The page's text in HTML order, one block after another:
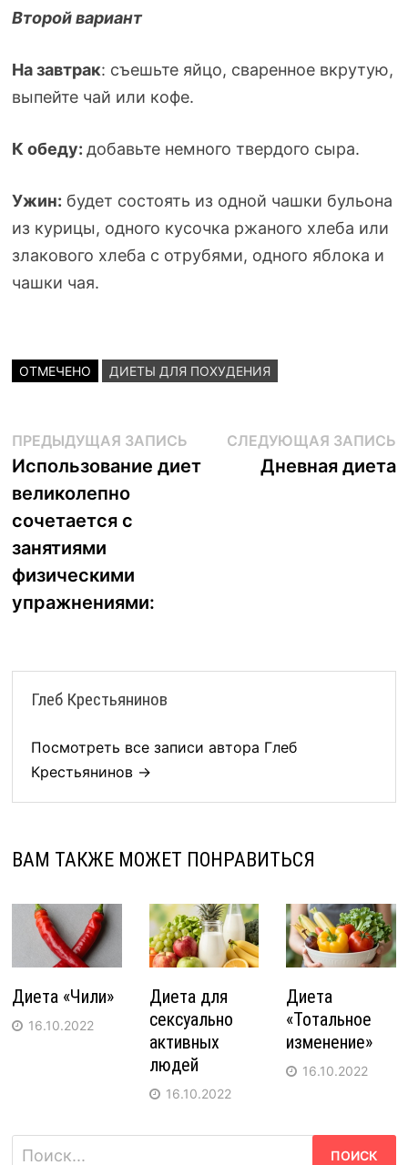
Второй вариант
На завтрак: съешьте яйцо, сваренное вкрутую,
выпейте чай или кофе.
К обеду: добавьте немного твердого сыра.
Ужин: будет состоять из одной чашки бульона
из курицы, одного кусочка ржаного хлеба или
злакового хлеба с отрубями, одного яблока и
чашки чая.
ОТМЕЧЕНО ДИЕТЫ ДЛЯ ПОХУДЕНИЯ
Навигация
по
записям
ПРЕДЫДУЩАЯ ЗАПИСЬПредыдущая
запись:
Использование диет
великолепно
сочетается с
занятиями
физическими
упражнениями:
СЛЕДУЮЩАЯ ЗАПИСЬ
Дневная диета
Глеб Крестьянинов
Посмотреть все записи автора Глеб
Крестьянинов →
ВАМ ТАКЖЕ МОЖЕТ ПОНРАВИТЬСЯ
Диета «Чили»
16.10.2022
Диета для
сексуально
активных
людей
16.10.2022
Диета
«Тотальное
изменение»
16.10.2022
Найти: